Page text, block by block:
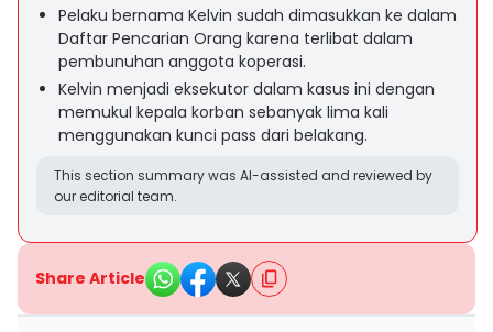
Pelaku bernama Kelvin sudah dimasukkan ke dalam
Daftar Pencarian Orang karena terlibat dalam
pembunuhan anggota koperasi.
Kelvin menjadi eksekutor dalam kasus ini dengan
memukul kepala korban sebanyak lima kali
menggunakan kunci pass dari belakang.
This section summary was AI-assisted and reviewed by
our editorial team.
Share Article